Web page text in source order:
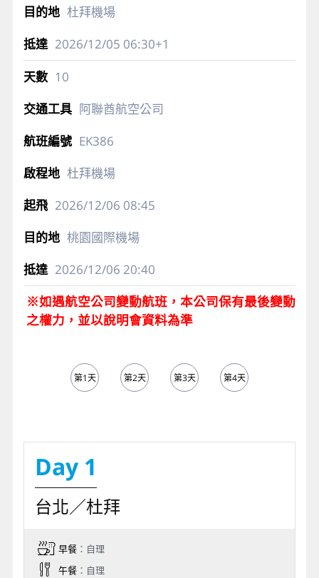
杜拜機場
2026/12/05 06:30+1
10
阿聯酋航空公司
EK386
杜拜機場
2026/12/06 08:45
桃園國際機場
2026/12/06 20:40
※如遇航空公司變動航班，本公司保有最後變動
之權力，並以說明會資料為準
第1天 第2天 第3天 第4天
Day 1
台北／杜拜
早餐：自理
午餐：自理